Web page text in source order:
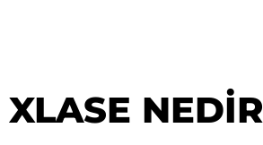
XLASE